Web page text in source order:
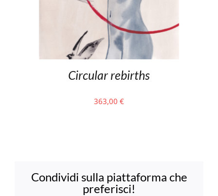
Circular rebirths
363,00 €
Condividi sulla piattaforma che
preferisci!